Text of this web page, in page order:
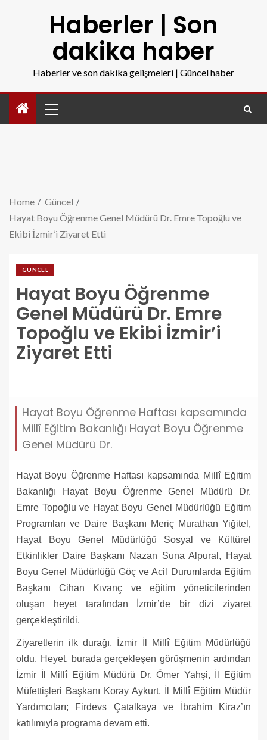
Haberler | Son
dakika haber
Haberler ve son dakika gelişmeleri | Güncel haber
Home
Güncel
Hayat Boyu Öğrenme Genel Müdürü Dr. Emre Topoğlu ve
Ekibi İzmir’i Ziyaret Etti
GÜNCEL
Hayat Boyu Öğrenme
Genel Müdürü Dr. Emre
Topoğlu ve Ekibi İzmir’i
Ziyaret Etti
hayat-boyu-ogrenme-genel-muduru-dr-emre-
Hayat Boyu Öğrenme Haftası kapsamında
Millî Eğitim Bakanlığı Hayat Boyu Öğrenme
Genel Müdürü Dr.
Hayat Boyu Öğrenme Haftası kapsamında Millî Eğitim
Bakanlığı Hayat Boyu Öğrenme Genel Müdürü Dr.
Emre Topoğlu ve Hayat Boyu Genel Müdürlüğü Eğitim
Programları ve Daire Başkanı Meriç Murathan Yiğitel,
Hayat Boyu Genel Müdürlüğü Sosyal ve Kültürel
Etkinlikler Daire Başkanı Nazan Suna Alpural, Hayat
Boyu Genel Müdürlüğü Göç ve Acil Durumlarda Eğitim
Başkanı Cihan Kıvanç ve eğitim yöneticilerinden
oluşan heyet tarafından İzmir’de bir dizi ziyaret
gerçekleştirildi.
Ziyaretlerin ilk durağı, İzmir İl Millî Eğitim Müdürlüğü
oldu. Heyet, burada gerçekleşen görüşmenin ardından
İzmir İl Millî Eğitim Müdürü Dr. Ömer Yahşi, İl Eğitim
Müfettişleri Başkanı Koray Aykurt, İl Millî Eğitim Müdür
Yardımcıları; Firdevs Çatalkaya ve İbrahim Kiraz’ın
katılımıyla programa devam etti.